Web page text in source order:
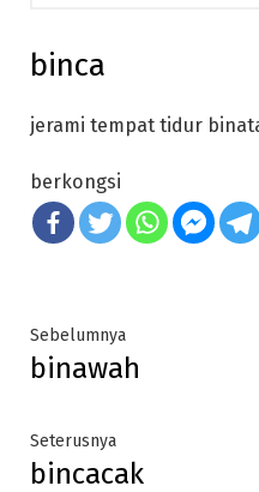
binca
jerami tempat tidur
berkongsi
Post
navigation
SebelumnyaPrevious
post:
binawah
SeterusnyaNext
post:
bincacak